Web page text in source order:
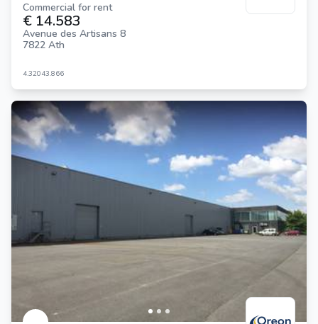
Commercial for rent
€ 14.583
Avenue des Artisans 8
7822 Ath
4.32043.866